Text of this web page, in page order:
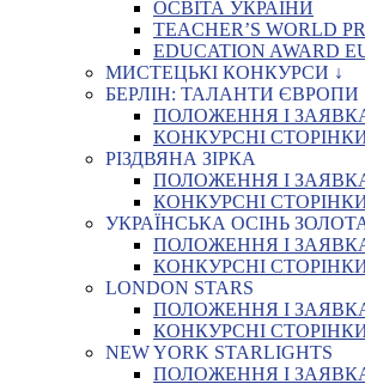
ОСВІТА УКРАЇНИ
TEACHER’S WORLD
EDUCATION AWARD
МИСТЕЦЬКІ КОНКУРСИ ↓
БЕРЛІН: ТАЛАНТИ ЄВРОПИ
ПОЛОЖЕННЯ І
КОНКУРСНІ
РІЗДВЯНА ЗІРКА
ПОЛОЖЕННЯ І
КОНКУРСНІ
УКРАЇНСЬКА ОСІНЬ
ПОЛОЖЕННЯ І
КОНКУРСНІ
LONDON STARS
ПОЛОЖЕННЯ І
КОНКУРСНІ
NEW YORK STARLIGHTS
ПОЛОЖЕННЯ І